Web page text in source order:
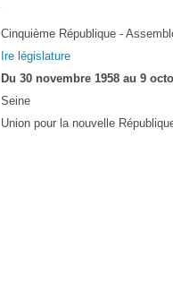
Cinquième République -
Ire législature
Du 30 novembre 1958 au 9
Seine
Union pour la nouvelle